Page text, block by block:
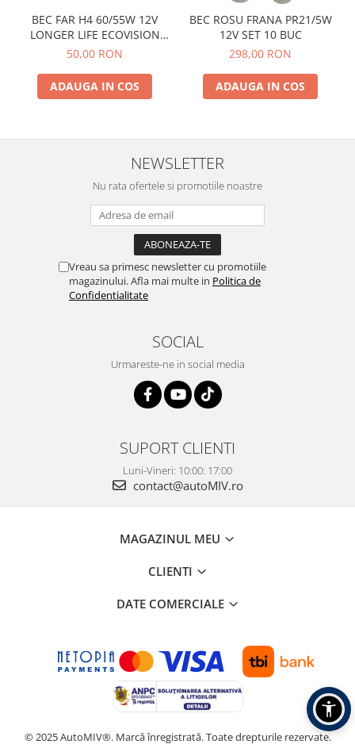
BEC FAR H4 60/55W 12V
LONGER LIFE ECOVISION
PHILIPS
50,00 RON
ADAUGA IN COS
BEC ROSU FRANA PR21/5W
12V SET 10 BUC
298,00 RON
ADAUGA IN COS
NEWSLETTER
Nu rata ofertele si promotiile noastre
Vreau sa primesc newsletter cu promotiile
magazinului. Afla mai multe in Politica de
Confidentialitate
SOCIAL
Urmareste-ne in social media
SUPORT CLIENTI
Luni-Vineri: 10:00: 17:00
contact@autoMIV.ro
MAGAZINUL MEU
CLIENTI
DATE COMERCIALE
© 2025 AutoMIV®. Marcă înregistrată. Toate drepturile rezervate.